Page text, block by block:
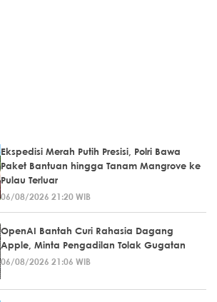
Ekspedisi Merah Putih Presisi, Polri Bawa
Paket Bantuan hingga Tanam Mangrove ke
Pulau Terluar
06/08/2026 21:20 WIB
OpenAI Bantah Curi Rahasia Dagang
Apple, Minta Pengadilan Tolak Gugatan
06/08/2026 21:06 WIB